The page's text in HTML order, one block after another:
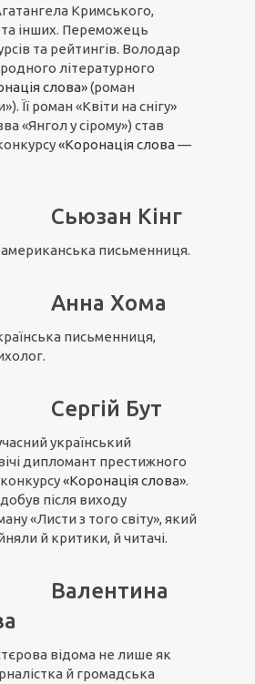
Кримського,
та інших. Переможець
та рейтингів. Володар
літературного
слова»(роман
Її роман «Квіти на снігу»
«Янгол у сірому») став
«Коронація слова—
Сьюзан Кінг
письменниця.
Анна Хома
письменниця,
Сергій Бут
український
дипломант престижного
«Коронація слова».
після виходу
«Листи з того світу», який
й критики, й читачі.
Валентина
відома не лише як
й громадська